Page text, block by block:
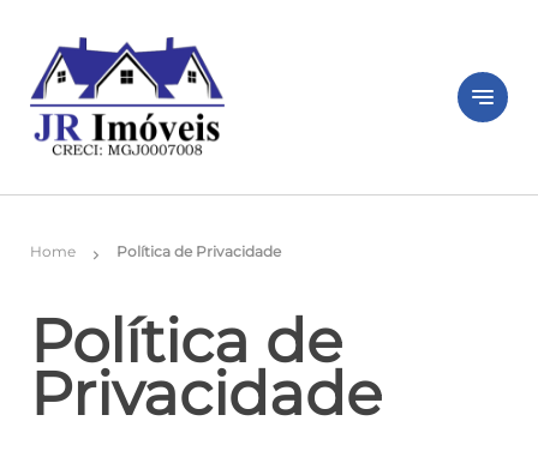
notes
Home chevron_right Política de Privacidade
Política de
Privacidade